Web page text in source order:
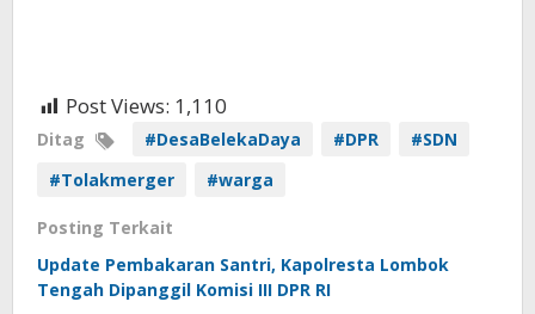
Post Views: 1,110
Ditag #DesaBelekaDaya #DPR
#SDN
#Tolakmerger
#warga
Posting Terkait
Update Pembakaran Santri, Kapolresta Lombok
Tengah Dipanggil Komisi III DPR RI